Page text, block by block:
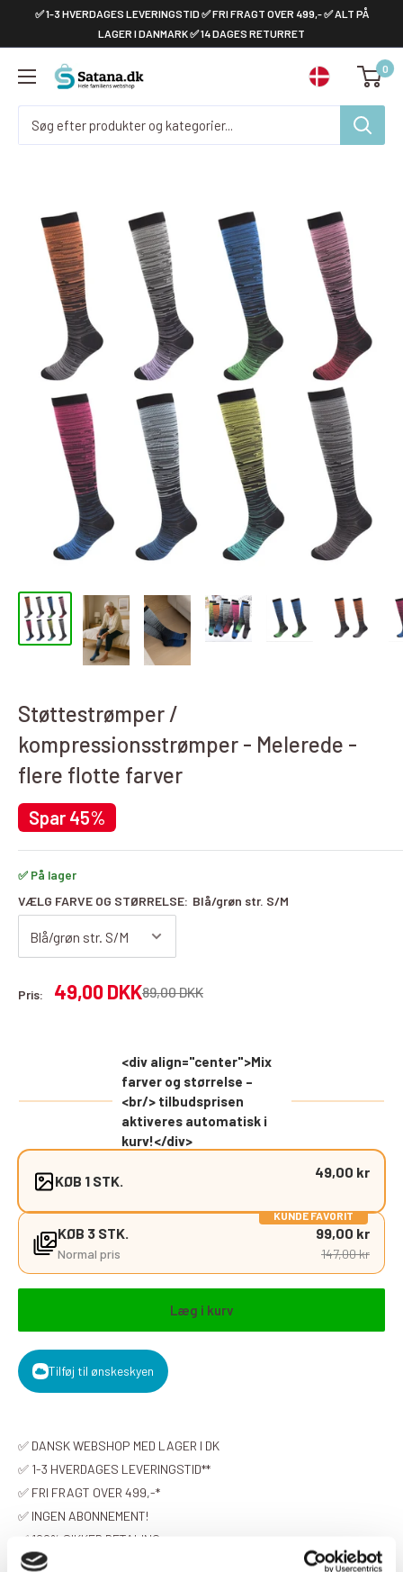
✅ 1-3 HVERDAGES LEVERINGSTID ✅ FRI FRAGT OVER 499,- ✅ ALT PÅ
LAGER I DANMARK ✅ 14 DAGES RETURRET
Satana.dk 0
Støttestrømper /
kompressionsstrømper - Melerede -
flere flotte farver
Spar 45%
✅ På lager
VÆLG FARVE OG STØRRELSE: Blå/grøn str. S/M
Pris: Udsalgspris
49,00 DKKAlmindelig
pris
89,00 DKK
<div align="center">Mix
farver og størrelse –
<br/> tilbudsprisen
aktiveres automatisk i
kurv!</div>
KØB 1 STK.
49,00 kr
KUNDE FAVORIT
KØB 3 STK.
Normal pris
99,00 kr
147,00 kr
Læg i kurv
Tilføj til ønskeskyen
✅ DANSK WEBSHOP MED LAGER I DK
✅ 1-3 HVERDAGES LEVERINGSTID**
✅ FRI FRAGT OVER 499,-*
✅ INGEN ABONNEMENT!
✅ 100% SIKKER BETALING
✅ FREMRAGENDE PÅ TRUSTPILOT